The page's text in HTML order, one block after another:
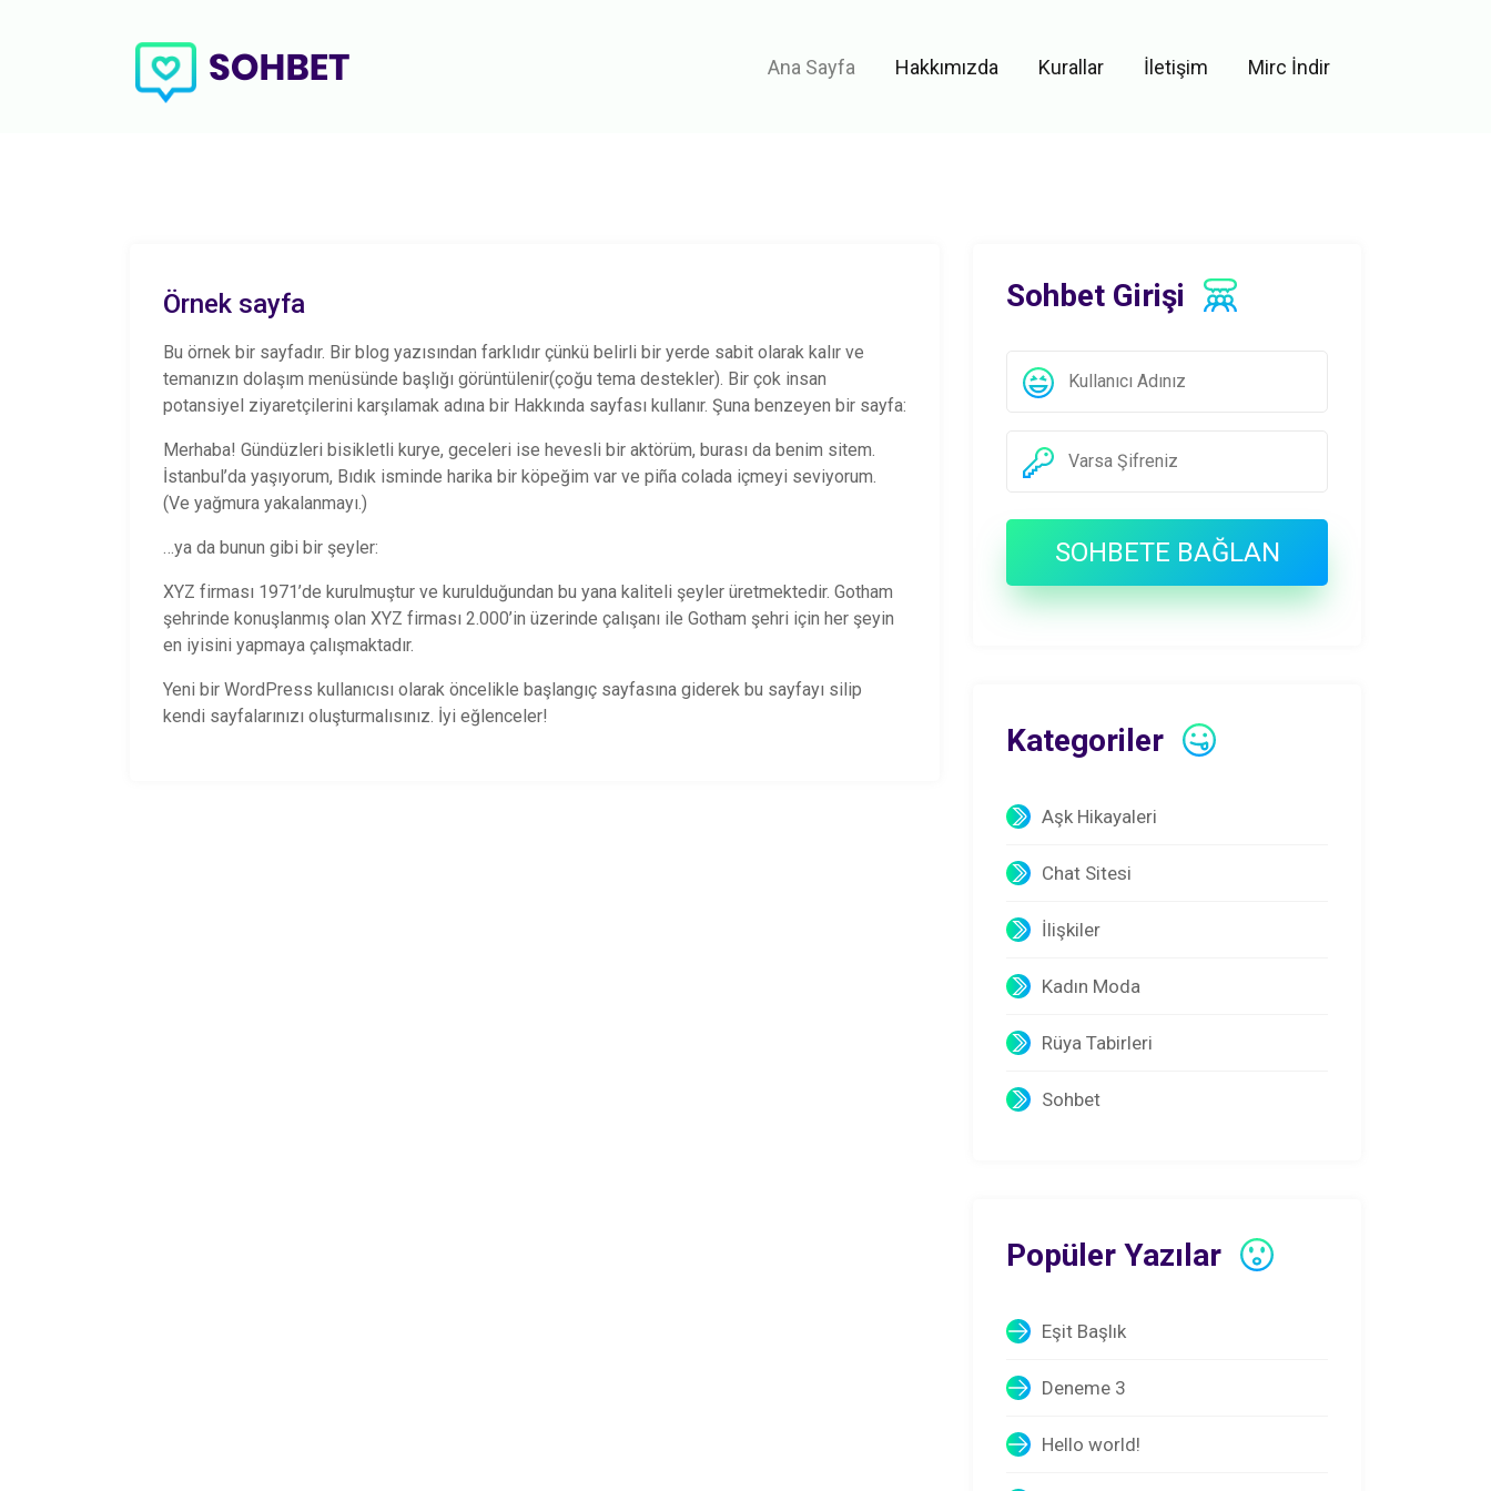
Ana Sayfa Hakkımızda Kurallar İletişim Mirc İndir
Sohbet Girişi
SOHBETE BAĞLAN
Kategoriler
Aşk Hikayaleri
Chat Sitesi
İlişkiler
Kadın Moda
Rüya Tabirleri
Sohbet
Popüler Yazılar
Eşit Başlık
Deneme 3
Hello world!
Örnek sayfa
Bu örnek bir sayfadır. Bir blog yazısından farklıdır çünkü belirli bir yerde sabit olarak kalır ve
temanızın dolaşım menüsünde başlığı görüntülenir(çoğu tema destekler). Bir çok insan
potansiyel ziyaretçilerini karşılamak adına bir Hakkında sayfası kullanır. Şuna benzeyen bir sayfa:
Merhaba! Gündüzleri bisikletli kurye, geceleri ise hevesli bir aktörüm, burası da benim sitem.
İstanbul’da yaşıyorum, Bıdık isminde harika bir köpeğim var ve piña colada içmeyi seviyorum.
(Ve yağmura yakalanmayı.)
…ya da bunun gibi bir şeyler:
XYZ firması 1971’de kurulmuştur ve kurulduğundan bu yana kaliteli şeyler üretmektedir. Gotham
şehrinde konuşlanmış olan XYZ firması 2.000’in üzerinde çalışanı ile Gotham şehri için her şeyin
en iyisini yapmaya çalışmaktadır.
Yeni bir WordPress kullanıcısı olarak öncelikle başlangıç sayfasına giderek bu sayfayı silip
kendi sayfalarınızı oluşturmalısınız. İyi eğlenceler!